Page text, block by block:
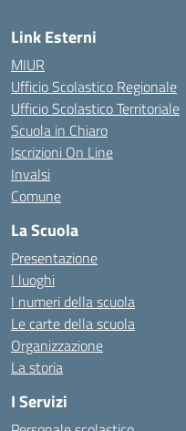
Link Esterni
MIUR
Ufficio Scolastico Regionale
Ufficio Scolastico Territoriale
Scuola in Chiaro
Iscrizioni On Line
Invalsi
Comune
La Scuola
Presentazione
I luoghi
I numeri della scuola
Le carte della scuola
Organizzazione
La storia
I Servizi